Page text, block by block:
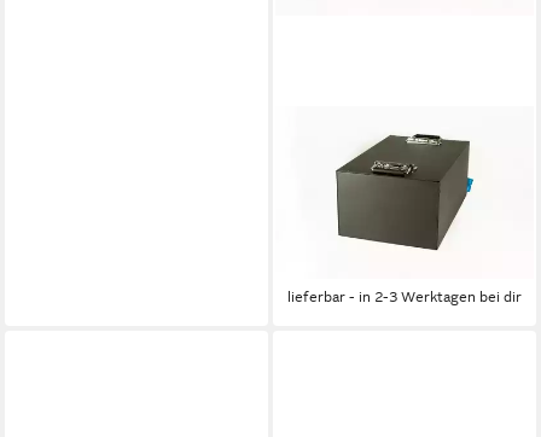
LERIAN POWER
LiFePO4 Akku 48V 60Ah
100A Lithium-Eisenphosphat
Batterie Scooter Boot Akku
919,00 € UVP1.799,00 €
lieferbar - in 2-3 Werktagen bei dir